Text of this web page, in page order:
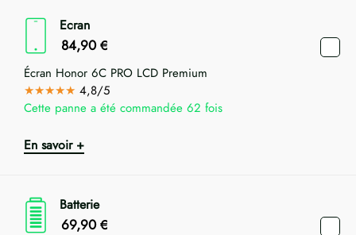
Ecran
84,90 €
Écran Honor 6C PRO LCD Premium
★★★★★ 4,8/5
Cette panne a été commandée 62 fois
En savoir +
Batterie
69,90 €